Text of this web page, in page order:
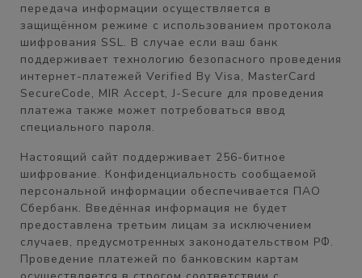
передача информации осуществляется в
защищённом режиме с использованием протокола
шифрования SSL. В случае если ваш банк
поддерживает технологию безопасного проведения
интернет-платежей Verified By Visa, MasterCard
SecureCode, MIR Accept, J-Secure для проведения
платежа также может потребоваться ввод
специального пароля.
Настоящий сайт поддерживает 256-битное
шифрование. Конфиденциальность сообщаемой
персональной информации обеспечивается ПАО
Сбербанк. Введённая информация не будет
предоставлена третьим лицам за исключением
случаев, предусмотренных законодательством РФ.
Проведение платежей по банковским картам